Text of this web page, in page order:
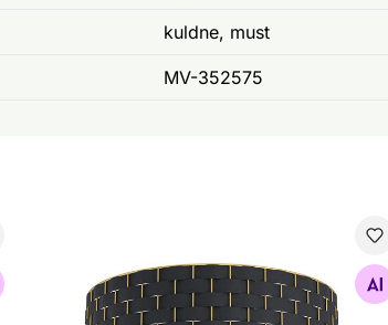
kuldne, must
MV-352575
Otsi sarnaseid